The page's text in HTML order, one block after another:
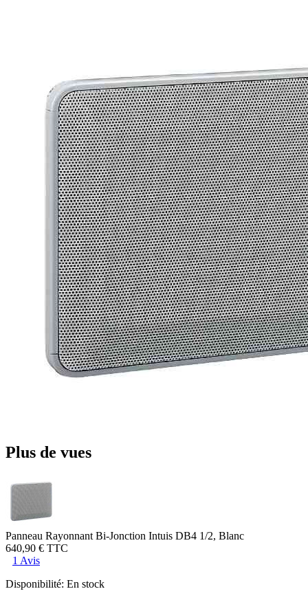
Plus de vues
Panneau Rayonnant Bi-Jonction Intuis DB4 1/2, Blanc
640,90 € TTC
1 Avis
Disponibilité: En stock